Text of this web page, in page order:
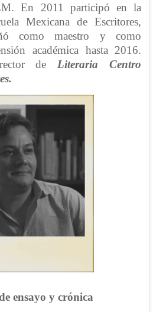
En 2011 participó en la
Mexicana de Escritores,
como maestro y como
académica hasta 2016.
de Literaria Centro
ensayo y crónica